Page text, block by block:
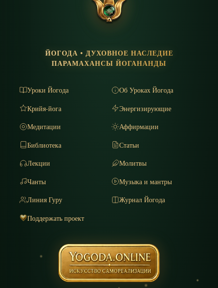
ЙОГОДА • ДУХОВНОЕ НАСЛЕДИЕ
ПАРАМАХАНСЫ ЙОГАНАНДЫ
Уроки Йогода
Об Уроках Йогода
Крийя-йога
Энергизирующие
Медитации
Аффирмации
Библиотека
Статьи
Лекции
Молитвы
Чанты
Музыка и мантры
Линия Гуру
Журнал Йогода
Поддержать проект